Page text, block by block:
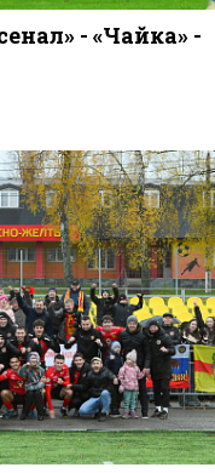
- «Чайка» -